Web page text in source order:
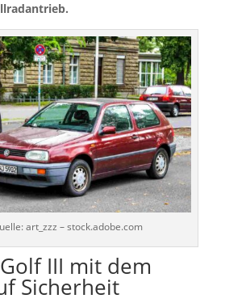
art_zzz – stock.adobe.com
III mit dem
Sicherheit